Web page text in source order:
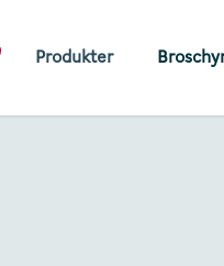
Produkter